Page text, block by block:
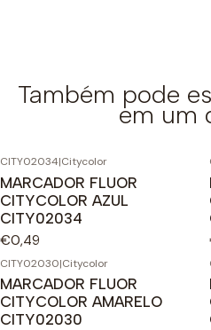
Também pode
em um
CITY02034|Citycolor
MARCADOR FLUOR
CITYCOLOR AZUL
CITY02034
€0,49
CITY02030|Citycolor
MARCADOR FLUOR
CITYCOLOR AMARELO
CITY02030